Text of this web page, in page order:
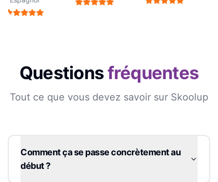
Questionsfréquentes
Tout ce que vous devez savoir sur Skoolup
Comment ça se passe concrètement au
début ?